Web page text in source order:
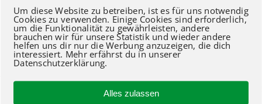
Profis für Verkauf und Service beraten Sie gerne.
an oder nutzen Sie unser Kontaktformular für eine
Um diese Website zu betreiben, ist es für uns notwendig
Cookies zu verwenden. Einige Cookies sind erforderlich,
um die Funktionalität zu gewährleisten, andere
brauchen wir für unsere Statistik und wieder andere
helfen uns dir nur die Werbung anzuzeigen, die dich
interessiert. Mehr erfährst du in unserer
Datenschutzerklärung.
Alles zulassen